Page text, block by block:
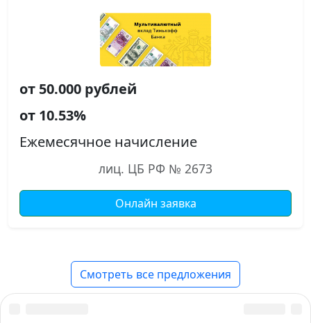
от 50.000 рублей
от 10.53%
Ежемесячное начисление
лиц. ЦБ РФ № 2673
Онлайн заявка
Смотреть все предложения